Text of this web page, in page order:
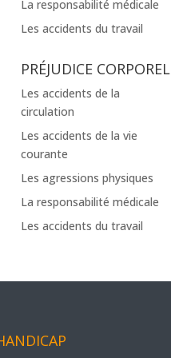
La responsabilité médicale
Les accidents du travail
PRÉJUDICE CORPOREL
Les accidents de la
circulation
Les accidents de la vie
courante
Les agressions physiques
La responsabilité médicale
Les accidents du travail